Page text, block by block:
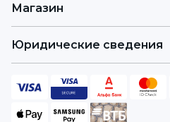
Магазин
Юридические сведения